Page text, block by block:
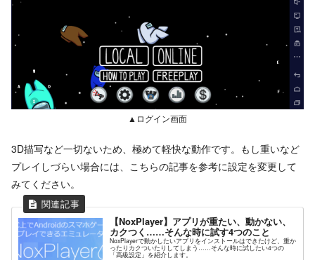
▲ログイン画面
3D描写など一切ないため、極めて軽快な動作です。もし重いなど
プレイしづらい場合には、こちらの記事を参考に設定を変更して
みてください。
【NoxPlayer】アプリが重たい、動かない、
カクつく……そんな時に試す4つのこと
NoxPlayerで動かしたいアプリをインストールはできたけど、重か
ったりカクついたりしてしまう……そんな時に試したい4つの
「高級設定」を紹介します。